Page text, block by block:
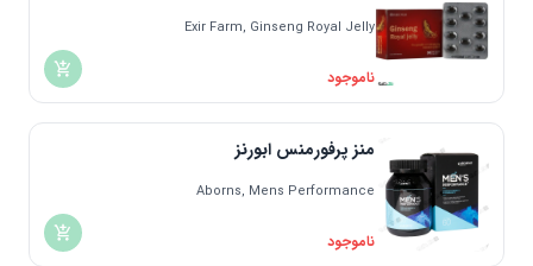
Exir Farm, Ginseng Royal Jelly
ناموجود
منز پرفورمنس ابورنز
Aborns, Mens Performance
ناموجود